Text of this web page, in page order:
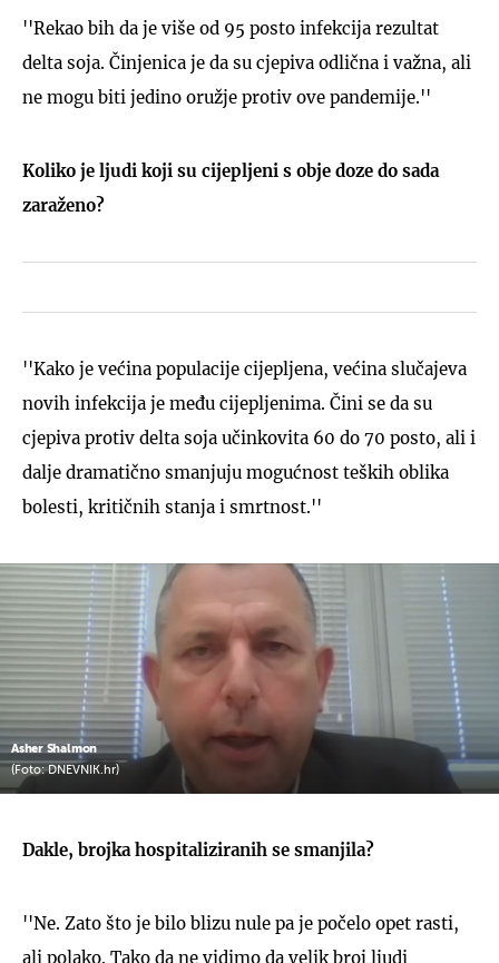
''Rekao bih da je više od 95 posto infekcija rezultat
delta soja. Činjenica je da su cjepiva odlična i važna, ali
ne mogu biti jedino oružje protiv ove pandemije.''
Koliko je ljudi koji su cijepljeni s obje doze do sada
zaraženo?
''Kako je većina populacije cijepljena, većina slučajeva
novih infekcija je među cijepljenima. Čini se da su
cjepiva protiv delta soja učinkovita 60 do 70 posto, ali i
dalje dramatično smanjuju mogućnost teških oblika
bolesti, kritičnih stanja i smrtnost.''
Asher Shalmon
(Foto: DNEVNIK.hr)
Dakle, brojka hospitaliziranih se smanjila?
''Ne. Zato što je bilo blizu nule pa je počelo opet rasti,
ali polako. Tako da ne vidimo da velik broj ljudi